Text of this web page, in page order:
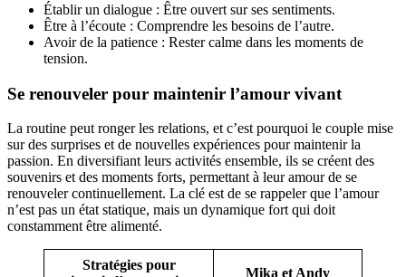
Établir un dialogue : Être ouvert sur ses sentiments.
Être à l’écoute : Comprendre les besoins de l’autre.
Avoir de la patience : Rester calme dans les moments de
tension.
Se renouveler pour maintenir l’amour vivant
La routine peut ronger les relations, et c’est pourquoi le couple mise
sur des surprises et de nouvelles expériences pour maintenir la
passion. En diversifiant leurs activités ensemble, ils se créent des
souvenirs et des moments forts, permettant à leur amour de se
renouveler continuellement. La clé est de se rappeler que l’amour
n’est pas un état statique, mais un dynamique fort qui doit
constamment être alimenté.
Stratégies pour
Mika et Andy